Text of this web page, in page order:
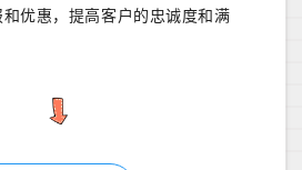
优惠，提高客户的忠诚度和满